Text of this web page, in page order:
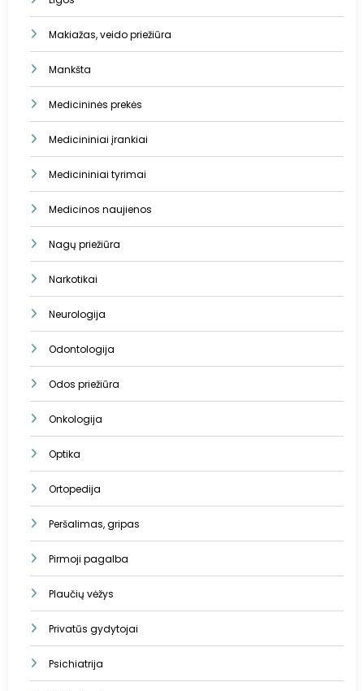
Makiažas, veido priežiūra
Mankšta
Medicininės prekės
Medicininiai įrankiai
Medicininiai tyrimai
Medicinos naujienos
Nagų priežiūra
Narkotikai
Neurologija
Odontologija
Odos priežiūra
Onkologija
Optika
Ortopedija
Peršalimas, gripas
Pirmoji pagalba
Plaučių vėžys
Privatūs gydytojai
Psichiatrija